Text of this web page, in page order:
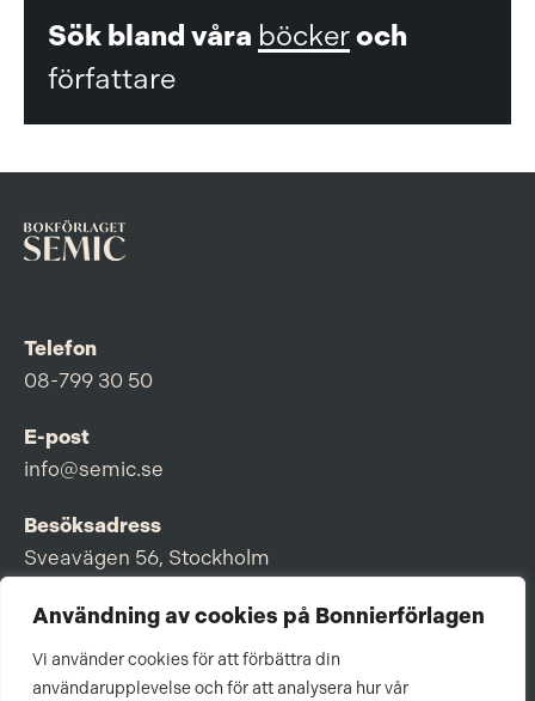
Användning av cookies på Bonnierförlagen
Vi använder cookies för att förbättra din
användarupplevelse och för att analysera hur vår
Sök bland våra böckeroch
författare
Telefon
08-799 30 50
E-post
info@semic.se
Besöksadress
Sveavägen 56, Stockholm
Postadress